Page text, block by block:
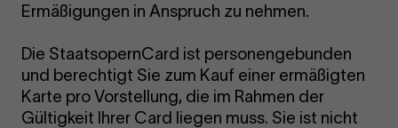
Ermäßigungen in Anspruch zu nehmen.
Die StaatsopernCard ist personengebunden
und berechtigt Sie zum Kauf einer ermäßigten
Karte pro Vorstellung, die im Rahmen der
Gültigkeit Ihrer Card liegen muss. Sie ist nicht